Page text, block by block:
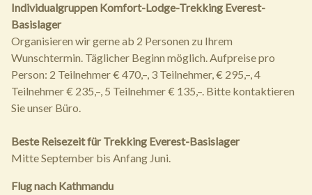
Individualgruppen Komfort-Lodge-Trekking Everest-
Basislager
Organisieren wir gerne ab 2 Personen zu Ihrem
Wunschtermin. Täglicher Beginn möglich. Aufpreise pro
Person: 2 Teilnehmer € 470,–, 3 Teilnehmer, € 295,–, 4
Teilnehmer € 235,–, 5 Teilnehmer € 135,–. Bitte kontaktieren
Sie unser Büro.
Beste Reisezeit für Trekking Everest-Basislager
Mitte September bis Anfang Juni.
Flug nach Kathmandu